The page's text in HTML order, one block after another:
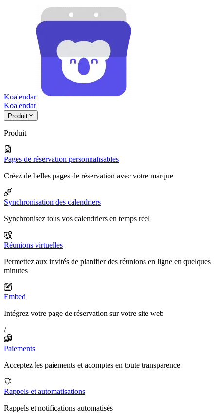
Koalendar
Koalendar
Produit
Produit
Pages de réservation personnalisables
Créez de belles pages de réservation avec votre marque
Synchronisation des calendriers
Synchronisez tous vos calendriers en temps réel
Réunions virtuelles
Permettez aux invités de planifier des réunions en ligne en quelques
minutes
Embed
Intégrez votre page de réservation sur votre site web
/
Paiements
Acceptez les paiements et acomptes en toute transparence
Rappels et automatisations
Rappels et notifications automatisés